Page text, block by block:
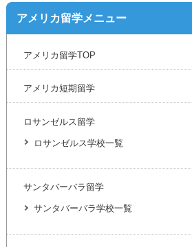
アメリカ留学メニュー
アメリカ留学TOP
アメリカ短期留学
ロサンゼルス留学
ロサンゼルス学校一覧
サンタバーバラ留学
サンタバーバラ学校一覧